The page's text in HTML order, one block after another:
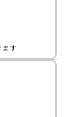
ます